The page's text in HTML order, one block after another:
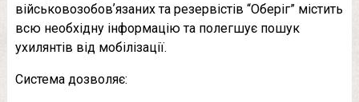
військовозобовʼязаних та резервістів “Оберіг” містить
всю необхідну інформацію та полегшує пошук
ухилянтів від мобілізації.
Система дозволяє: